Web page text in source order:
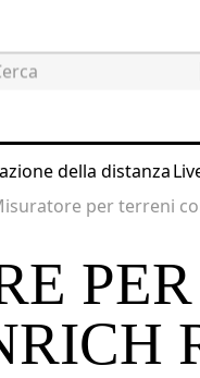
della distanza
per terreni